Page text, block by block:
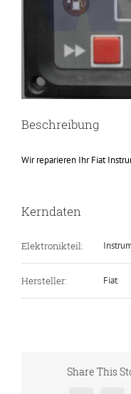
Beschreibung
Wir reparieren Ihr Fiat
Kerndaten
Elektronikteil:
Hersteller: Fiat
Share This